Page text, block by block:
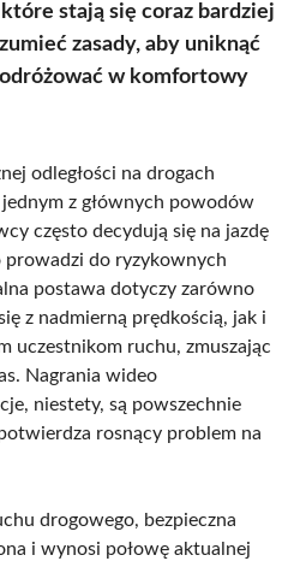
stają się coraz bardziej
zasady, aby uniknąć
w komfortowy
odległości na drogach
z głównych powodów
często decydują się na jazdę
prowadzi do ryzykownych
postawa dotyczy zarówno
z nadmierną prędkością, jak i
uczestnikom ruchu, zmuszając
Nagrania wideo
niestety, są powszechnie
rosnący problem na
drogowego, bezpieczna
i wynosi połowę aktualnej